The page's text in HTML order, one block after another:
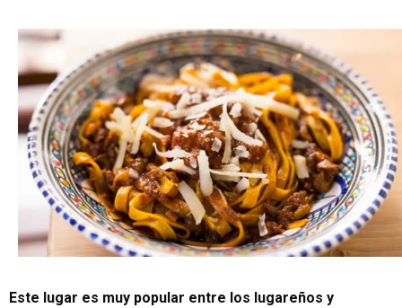
Este lugar es muy popular entre los lugareños y